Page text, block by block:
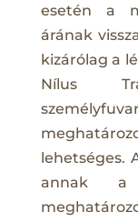
esetén a
árának
kizárólag a
Nílus
lehetséges.
annak a